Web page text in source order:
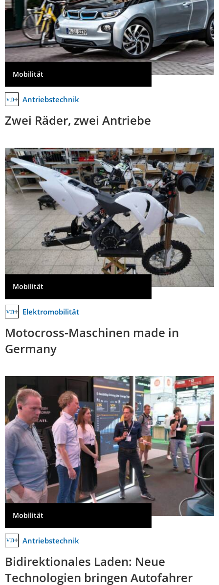
Mobilität
Antriebstechnik
Zwei Räder, zwei Antriebe
Mobilität
Elektromobilität
Motocross-Maschinen made in
Germany
Mobilität
Antriebstechnik
Bidirektionales Laden: Neue
Technologien bringen Autofahrer